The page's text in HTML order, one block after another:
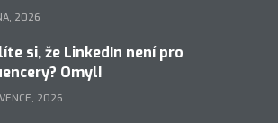
2026
si, že LinkedIn není pro
Omyl!
2026